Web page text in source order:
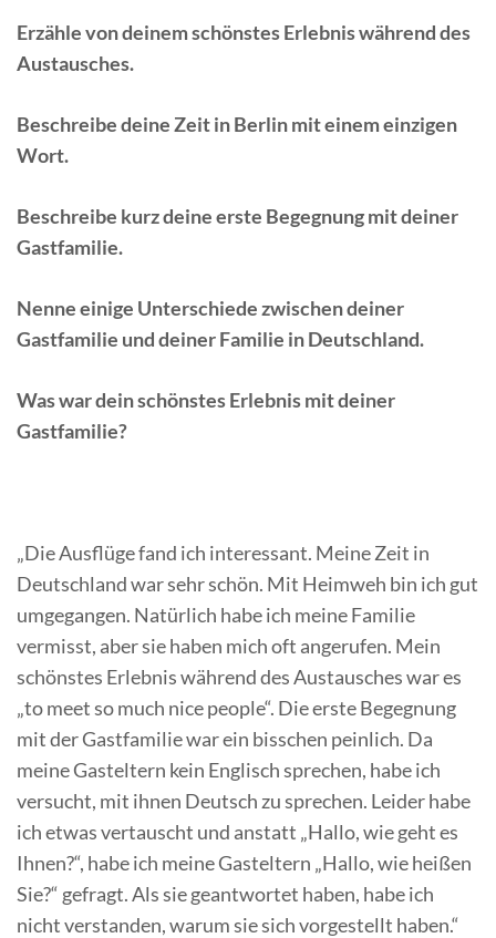
Erzähle von deinem schönstes Erlebnis während des
Austausches.
Beschreibe deine Zeit in Berlin mit einem einzigen
Wort.
Beschreibe kurz deine erste Begegnung mit deiner
Gastfamilie.
Nenne einige Unterschiede zwischen deiner
Gastfamilie und deiner Familie in Deutschland.
Was war dein schönstes Erlebnis mit deiner
Gastfamilie?
„Die Ausflüge fand ich interessant. Meine Zeit in
Deutschland war sehr schön. Mit Heimweh bin ich gut
umgegangen. Natürlich habe ich meine Familie
vermisst, aber sie haben mich oft angerufen. Mein
schönstes Erlebnis während des Austausches war es
„to meet so much nice people“. Die erste Begegnung
mit der Gastfamilie war ein bisschen peinlich. Da
meine Gasteltern kein Englisch sprechen, habe ich
versucht, mit ihnen Deutsch zu sprechen. Leider habe
ich etwas vertauscht und anstatt „Hallo, wie geht es
Ihnen?“, habe ich meine Gasteltern „Hallo, wie heißen
Sie?“ gefragt. Als sie geantwortet haben, habe ich
nicht verstanden, warum sie sich vorgestellt haben.“